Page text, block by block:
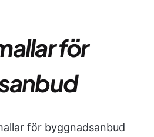
för
för byggnadsanbud